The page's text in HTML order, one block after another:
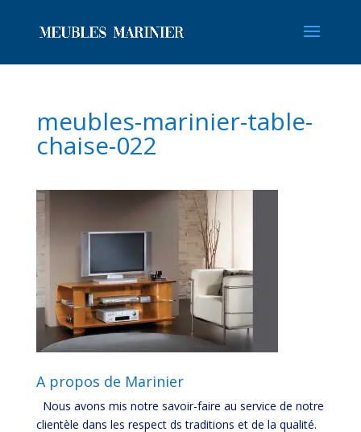
meubles-marinier-table-
chaise-022
A propos de Marinier
Nous avons mis notre savoir-faire au service de notre
clientèle dans les respect ds traditions et de la qualité.